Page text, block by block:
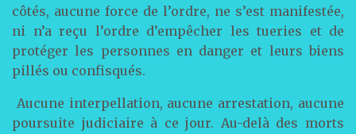
côtés, aucune force de l’ordre, ne s’est manifestée,
ni n’a reçu l’ordre d’empêcher les tueries et de
protéger les personnes en danger et leurs biens
pillés ou confisqués.
Aucune interpellation, aucune arrestation, aucune
poursuite judiciaire à ce jour. Au-delà des morts